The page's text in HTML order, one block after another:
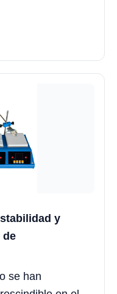
y
de
se han